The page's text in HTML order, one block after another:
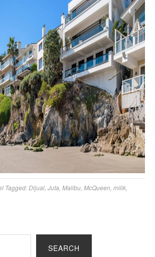
Tagged:Dijual Juta Malibu McQueen milik
SEARCH